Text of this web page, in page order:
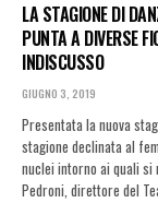
LA STAGIONE DI
PUNTA A DIVERSE
INDISCUSSO
GIUGNO 3, 2019
Presentata la nuova
stagione declinata al
nuclei intorno ai quali si
Pedroni, direttore del